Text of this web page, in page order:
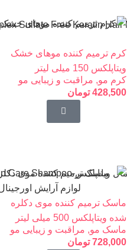
کرم ترمیم کننده موهای خشک
ویتاپلکس 150 میلی لیتر
کرم مو, مراقبت و زیبایی مو
428,500 تومان
ماسک ترمیم کننده موی دکلره
شده ویتاپلکس 500 میلی لیتر
ماسک مو, مراقبت و زیبایی مو
728,000 تومان